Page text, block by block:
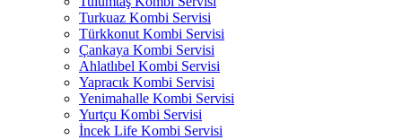
Turkuaz Kombi Servisi
Türkkonut Kombi Servisi
Çankaya Kombi Servisi
Ahlatlıbel Kombi Servisi
Yapracık Kombi Servisi
Yenimahalle Kombi Servisi
Yurtçu Kombi Servisi
İncek Life Kombi Servisi